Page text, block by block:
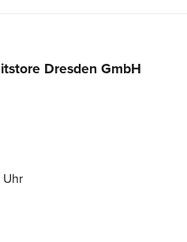
Dresden GmbH